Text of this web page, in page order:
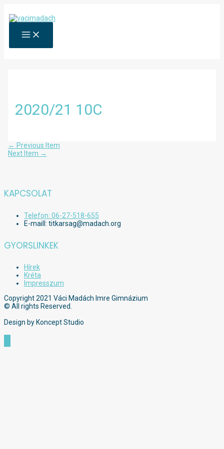
to
content
MAIN
MENU
2020/21 10C
Bejegyzés
navigáció
← Previous Item
Next Item →
KAPCSOLAT
Telefon: 06-27-518-655
E-maill: titkarsag@madach.org
GYORSLINKEK
Hírek
Kréta
Impresszum
Copyright 2021 Váci Madách Imre Gimnázium
© All rights Reserved.
Design by Koncept Studio
Scroll
to